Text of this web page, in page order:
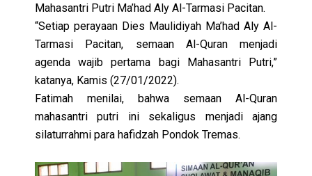
Mahasantri Putri Ma’had Aly Al-Tarmasi Pacitan.
“Setiap perayaan Dies Maulidiyah Ma’had Aly Al-
Tarmasi Pacitan, semaan Al-Quran menjadi
agenda wajib pertama bagi Mahasantri Putri,”
katanya, Kamis (27/01/2022).
Fatimah menilai, bahwa semaan Al-Quran
mahasantri putri ini sekaligus menjadi ajang
silaturrahmi para hafidzah Pondok Tremas.